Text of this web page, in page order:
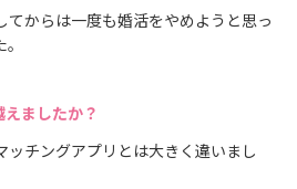
てからは一度も婚活をやめようと思っ
ましたか？
チングアプリとは大きく違いまし